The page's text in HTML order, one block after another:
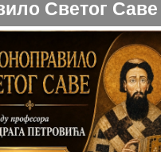
Светог Саве